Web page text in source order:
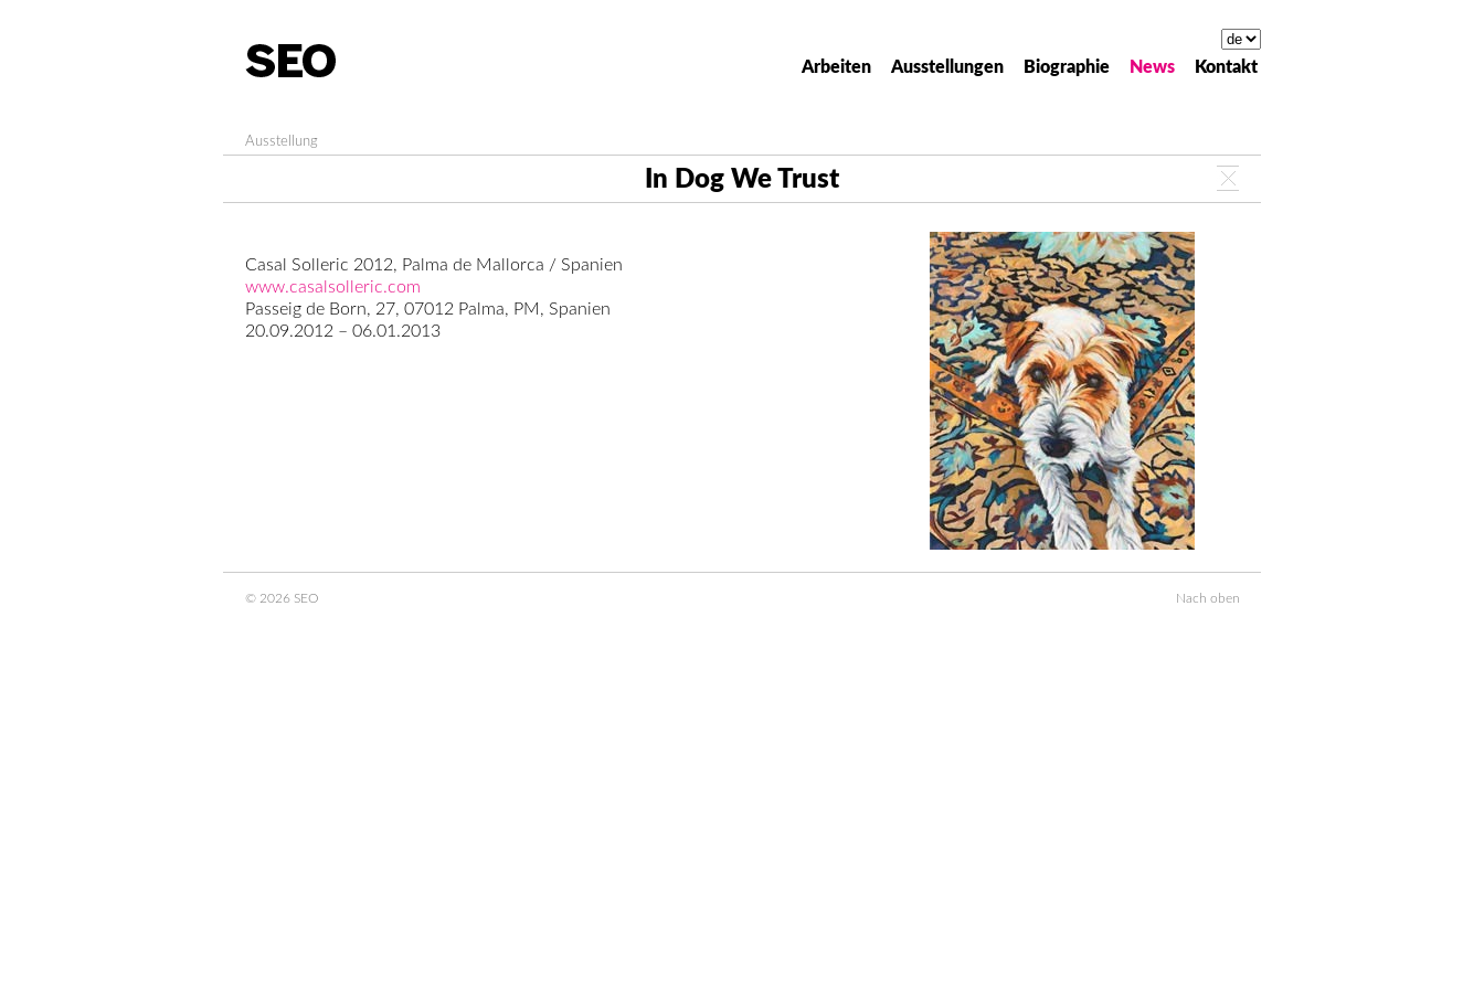
Arbeiten Ausstellungen Biographie News Kontakt
In Dog We Trust
Ausstellung
Casal Solleric 2012, Palma de Mallorca / Spanien
www.casalsolleric.com
Passeig de Born, 27, 07012 Palma, PM, Spanien
20.09.2012 – 06.01.2013
© 2026 SEO Nach oben